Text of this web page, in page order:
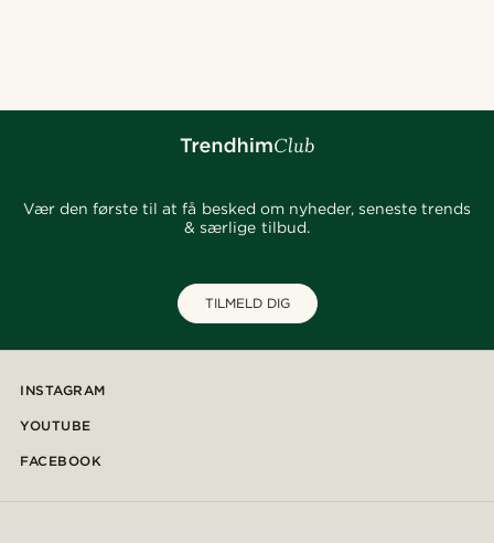
Vær den første til at få besked om nyheder, seneste trends
& særlige tilbud.
TILMELD DIG
INSTAGRAM
YOUTUBE
FACEBOOK